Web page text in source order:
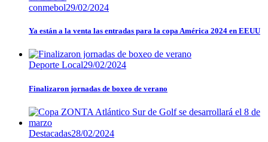
conmebol29/02/2024
Ya están a la venta las entradas para la copa América 2024 en EEUU
Deporte Local29/02/2024
Finalizaron jornadas de boxeo de verano
Destacadas28/02/2024